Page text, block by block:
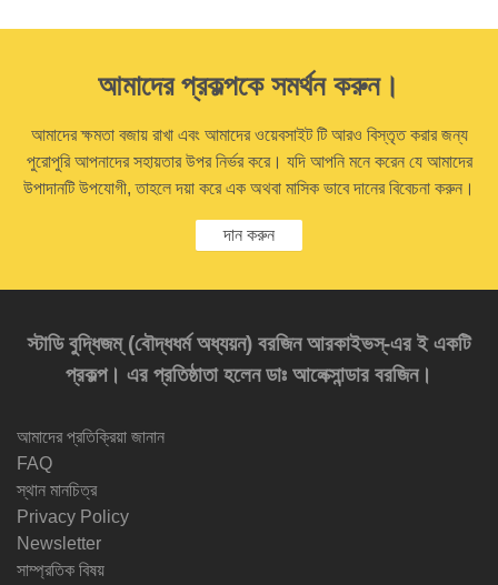
আমাদের প্রকল্পকে সমর্থন করুন।
আমাদের ক্ষমতা বজায় রাখা এবং আমাদের ওয়েবসাইট টি আরও বিস্তৃত করার জন্য
পুরোপুরি আপনাদের সহায়তার উপর নির্ভর করে। যদি আপনি মনে করেন যে আমাদের
উপাদানটি উপযোগী, তাহলে দয়া করে এক অথবা মাসিক ভাবে দানের বিবেচনা করুন।
দান করুন
স্টাডি বুদ্ধিজম্‌ (বৌদ্ধধর্ম অধ্যয়ন) বরজিন আরকাইভস্‌-এর ই একটি
প্রকল্প। এর প্রতিষ্ঠাতা হলেন ডাঃ আলেক্সান্ডার বরজিন।
আমাদের প্রতিক্রিয়া জানান
FAQ
স্থান মানচিত্র
Privacy Policy
Newsletter
সাম্প্রতিক বিষয়